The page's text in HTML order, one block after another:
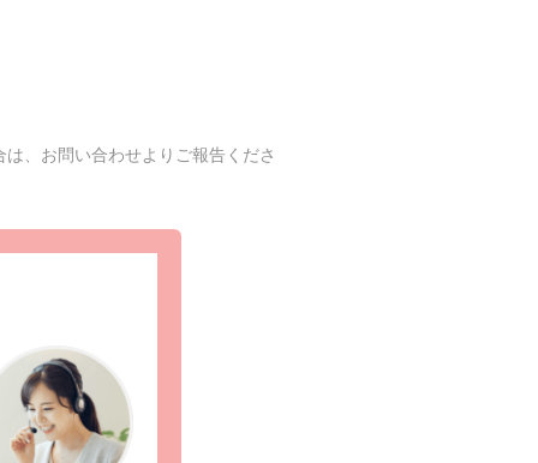
、お問い合わせよりご報告くださ